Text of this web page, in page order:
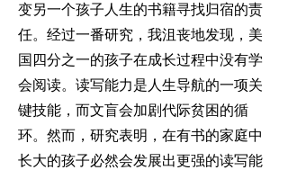
变另一个孩子人生的书籍寻找归宿的责
任。经过一番研究，我沮丧地发现，美
国四分之一的孩子在成长过程中没有学
会阅读。读写能力是人生导航的一项关
键技能，而文盲会加剧代际贫困的循
环。然而，研究表明，在有书的家庭中
长大的孩子必然会发展出更强的读写能